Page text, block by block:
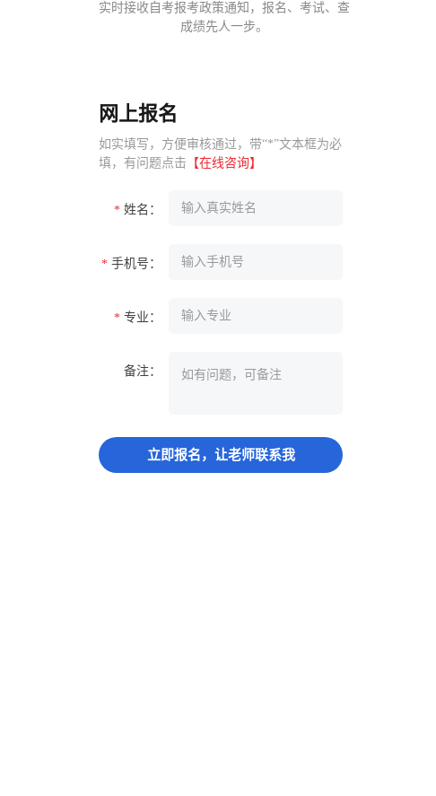
实时接收自考报考政策通知，报名、考试、查
成绩先人一步。
网上报名
如实填写，方便审核通过，带“*”文本框为必
填，有问题点击 【在线咨询】
* 姓名：
* 手机号：
* 专业：
备注：